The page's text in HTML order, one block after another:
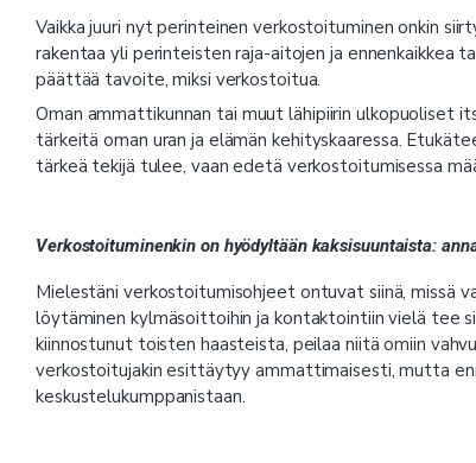
Vaikka juuri nyt perinteinen verkostoituminen onkin
rakentaa yli perinteisten raja-aitojen ja ennenkaikkea
päättää tavoite, miksi verkostoitua.
Oman ammattikunnan tai muut lähipiirin
tärkeitä oman uran ja elämän kehityskaaressa.
tärkeä tekijä tulee, vaan edetä verkostoitumisessa
Verkostoituminenkin on hyödyltään kaksisuuntaista:
Mielestäni verkostoitumisohjeet ontuvat siinä, missä
löytäminen kylmäsoittoihin ja kontaktointiin vielä tee
kiinnostunut toisten haasteista, peilaa niitä omiin
verkostoitujakin esittäytyy ammattimaisesti, mutta
keskustelukumppanistaan.